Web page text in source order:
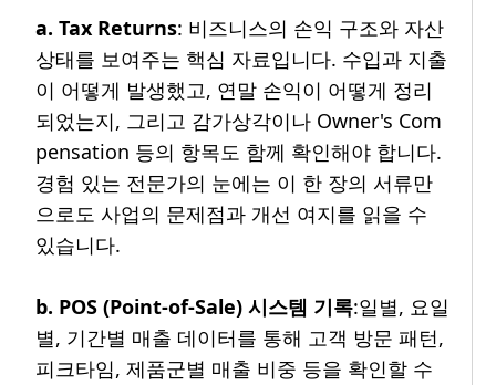
a. Tax Returns: 비즈니스의 손익 구조와 자산
상태를 보여주는 핵심 자료입니다. 수입과 지출
이 어떻게 발생했고, 연말 손익이 어떻게 정리
되었는지, 그리고 감가상각이나 Owner's Com
pensation 등의 항목도 함께 확인해야 합니다.
경험 있는 전문가의 눈에는 이 한 장의 서류만
으로도 사업의 문제점과 개선 여지를 읽을 수
있습니다.
b. POS (Point-of-Sale) 시스템 기록:일별, 요일
별, 기간별 매출 데이터를 통해 고객 방문 패턴,
피크타임, 제품군별 매출 비중 등을 확인할 수